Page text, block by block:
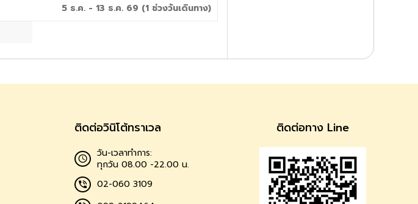
5 ธ.ค. - 13 ธ.ค. 69 (1 ช่วงวันเดินทาง)
ติดต่อวินิโต้ทราเวล
วัน-เวลาทำการ:
ทุกวัน 08.00 -22.00 น.
02-060 3109
ติดต่อทาง Line